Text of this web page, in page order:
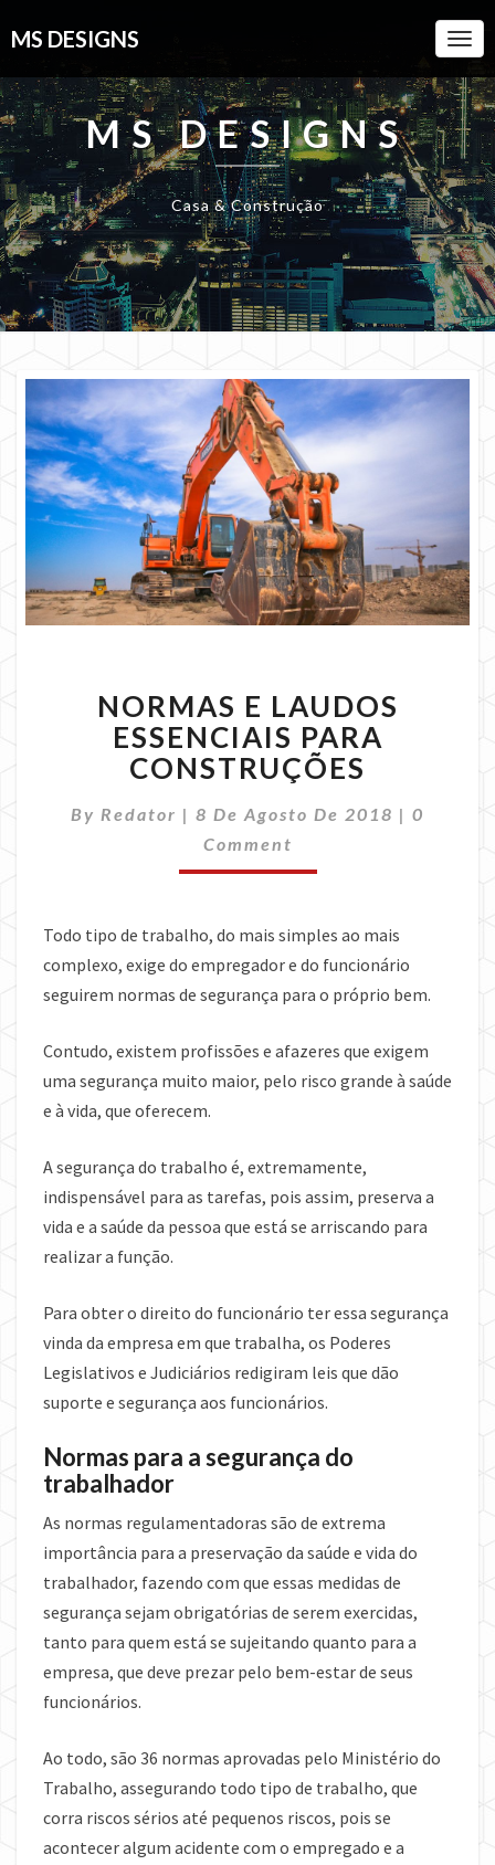
MS DESIGNS
MS DESIGNS
Casa & Construção
E
LAUDOS
ESSENCIAIS
PARA
NORMAS E LAUDOS
ESSENCIAIS PARA
CONSTRUÇÕES
By Redator | 8 De Agosto De 2018 | 0
Comment
Todo tipo de trabalho, do mais simples ao mais
complexo, exige do empregador e do funcionário
seguirem normas de segurança para o próprio bem.
Contudo, existem profissões e afazeres que exigem
uma segurança muito maior, pelo risco grande à saúde
e à vida, que oferecem.
A segurança do trabalho é, extremamente,
indispensável para as tarefas, pois assim, preserva a
vida e a saúde da pessoa que está se arriscando para
realizar a função.
Para obter o direito do funcionário ter essa segurança
vinda da empresa em que trabalha, os Poderes
Legislativos e Judiciários redigiram leis que dão
suporte e segurança aos funcionários.
Normas para a segurança do
trabalhador
As normas regulamentadoras são de extrema
importância para a preservação da saúde e vida do
trabalhador, fazendo com que essas medidas de
segurança sejam obrigatórias de serem exercidas,
tanto para quem está se sujeitando quanto para a
empresa, que deve prezar pelo bem-estar de seus
funcionários.
Ao todo, são 36 normas aprovadas pelo Ministério do
Trabalho, assegurando todo tipo de trabalho, que
corra riscos sérios até pequenos riscos, pois se
acontecer algum acidente com o empregado e a